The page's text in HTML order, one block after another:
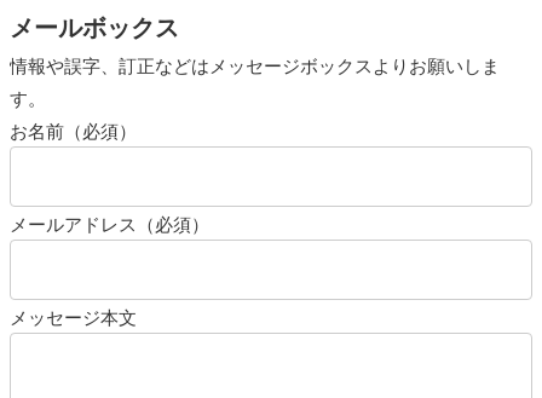
メールボックス
情報や誤字、訂正などはメッセージボックスよりお願いしま
す。
お名前（必須）
メールアドレス（必須）
メッセージ本文